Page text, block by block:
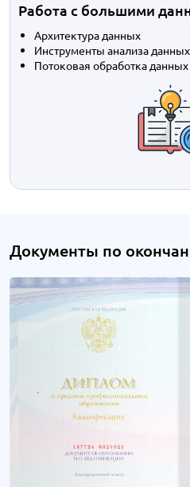
Работа с большими
Архитектура данных
Инструменты анализа данных
Потоковая обработка данных
Документы по